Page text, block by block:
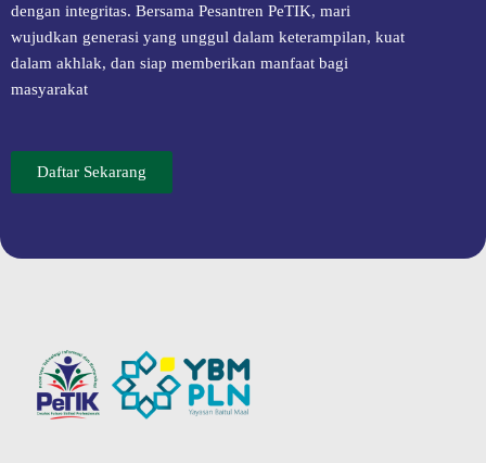
dengan integritas. Bersama Pesantren PeTIK, mari
wujudkan generasi yang unggul dalam keterampilan, kuat
dalam akhlak, dan siap memberikan manfaat bagi
masyarakat
Daftar Sekarang